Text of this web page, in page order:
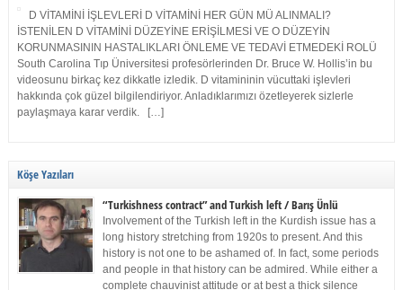
D VİTAMİNİ İŞLEVLERİ D VİTAMİNİ HER GÜN MÜ ALINMALI?
İSTENİLEN D VİTAMİNİ DÜZEYİNE ERİŞİLMESİ VE O DÜZEYİN
KORUNMASININ HASTALIKLARI ÖNLEME VE TEDAVİ ETMEDEKİ ROLÜ
South Carolina Tıp Üniversitesi profesörlerinden Dr. Bruce W. Hollis’in bu
videosunu birkaç kez dikkatle izledik. D vitamininin vücuttaki işlevleri
hakkında çok güzel bilgilendiriyor. Anladıklarımızı özetleyerek sizlerle
paylaşmaya karar verdik. […]
Köşe Yazıları
“Turkishness contract” and Turkish left / Barış Ünlü
Involvement of the Turkish left in the Kurdish issue has a
long history stretching from 1920s to present. And this
history is not one to be ashamed of. In fact, some periods
and people in that history can be admired. While either a
complete chauvinist attitude or at best a thick silence